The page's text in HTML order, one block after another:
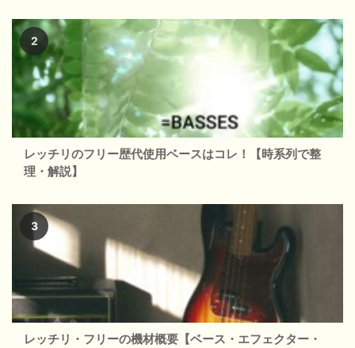
レッチリのフリー歴代使用ベースはコレ！【時系列で整
理・解説】
レッチリ・フリーの機材概要【ベース・エフェクター・